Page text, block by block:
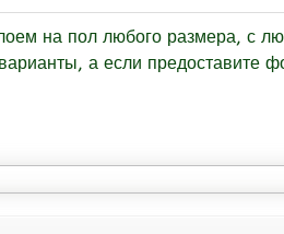
на пол любого размера, с
а если предоставите